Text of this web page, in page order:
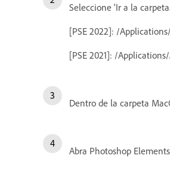
Seleccione ‘Ir a la
[PSE 2022]: /
[PSE 2021]: /
Dentro de la carpeta
Abra Photoshop